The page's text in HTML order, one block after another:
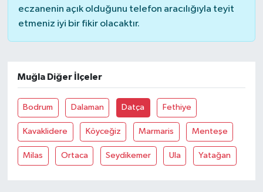
eczanenin açık olduğunu telefon aracılığıyla teyit
etmeniz iyi bir fikir olacaktır.
Muğla Diğer İlçeler
Bodrum Dalaman Datça Fethiye
Kavaklidere Köyceğiz Marmaris Menteşe
Milas Ortaca Seydikemer Ula Yatağan